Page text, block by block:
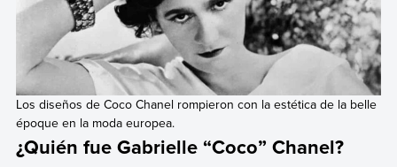
Los diseños de Coco Chanel rompieron con la estética de la belle
époque en la moda europea.
¿Quién fue Gabrielle “Coco” Chanel?